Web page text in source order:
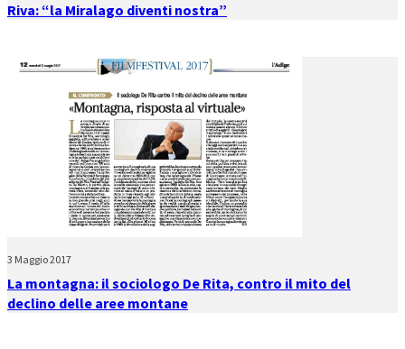
Riva: “la Miralago diventi nostra”
3 Maggio 2017
La montagna: il sociologo De Rita, contro il mito del
declino delle aree montane